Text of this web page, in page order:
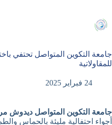
المحتوى
جامعة التكوين المتواصل تحتفي
للمقاولاتية
24 فبراير 2025
جامعة التكوين المتواصل ديدوش
أجواء احتفالية مليئة بالحماس